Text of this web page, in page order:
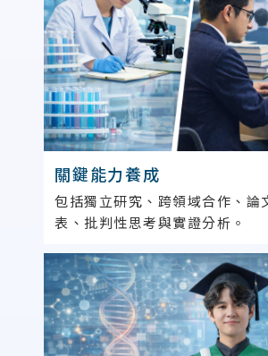
關鍵能力養成
包括獨立研究、跨領域合作、論
表、批判性思考與實證分析。